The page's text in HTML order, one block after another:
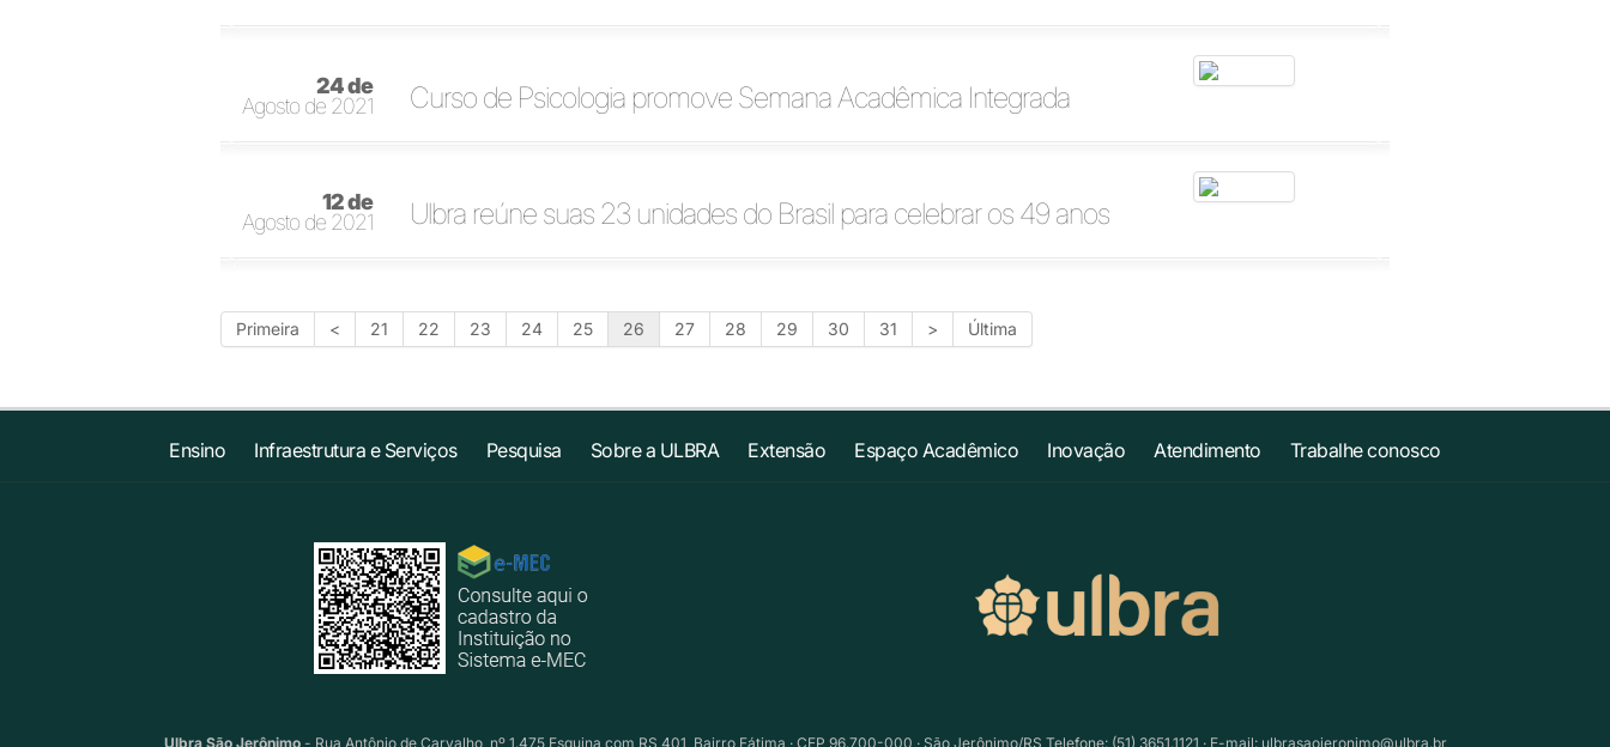
24 de
Agosto de 2021
Curso de Psicologia promove Semana Acadêmica Integrada
12 de
Agosto de 2021
Ulbra reúne suas 23 unidades do Brasil para celebrar os 49 anos
Primeira < 21 22 23 24 25 26 27 28 29 30 31 > Última
Ensino Infraestrutura e Serviços Pesquisa Sobre a ULBRA Extensão Espaço Acadêmico Inovação Atendimento Trabalhe conosco
Ulbra São Jerônimo- Rua Antônio de Carvalho, nº 1.475 Esquina com RS 401, Bairro Fátima · CEP 96.700-000 · São Jerônimo/RS Telefone: (51) 3651.1121 · E-mail: ulbrasaojeronimo@ulbra.br